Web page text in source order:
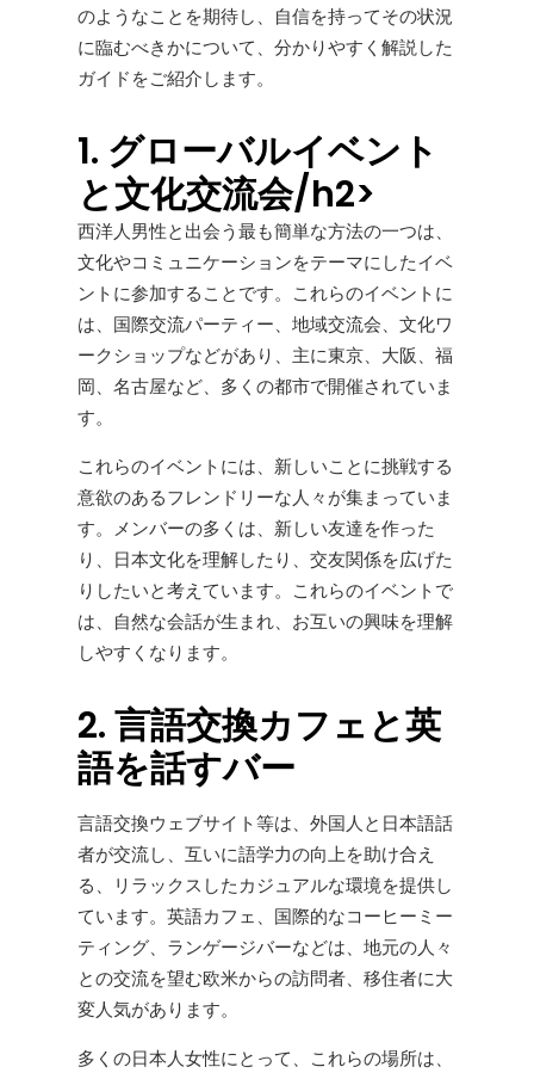
のようなことを期待し、自信を持ってその状況
に臨むべきかについて、分かりやすく解説した
ガイドをご紹介します。
1. グローバルイベント
と文化交流会/h2>
西洋人男性と出会う最も簡単な方法の一つは、
文化やコミュニケーションをテーマにしたイベ
ントに参加することです。これらのイベントに
は、国際交流パーティー、地域交流会、文化ワ
ークショップなどがあり、主に東京、大阪、福
岡、名古屋など、多くの都市で開催されていま
す。
これらのイベントには、新しいことに挑戦する
意欲のあるフレンドリーな人々が集まっていま
す。メンバーの多くは、新しい友達を作った
り、日本文化を理解したり、交友関係を広げた
りしたいと考えています。これらのイベントで
は、自然な会話が生まれ、お互いの興味を理解
しやすくなります。
2. 言語交換カフェと英
語を話すバー
言語交換ウェブサイト等は、外国人と日本語話
者が交流し、互いに語学力の向上を助け合え
る、リラックスしたカジュアルな環境を提供し
ています。英語カフェ、国際的なコーヒーミー
ティング、ランゲージバーなどは、地元の人々
との交流を望む欧米からの訪問者、移住者に大
変人気があります。
多くの日本人女性にとって、これらの場所は、